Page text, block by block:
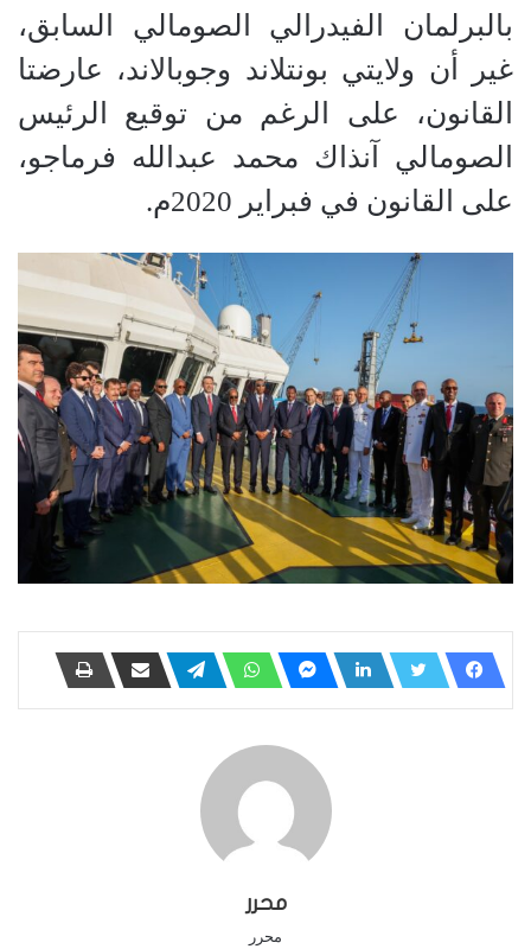
بالبرلمان الفيدرالي الصومالي السابق،
غير أن ولايتي بونتلاند وجوبالاند، عارضتا
القانون، على الرغم من توقيع الرئيس
الصومالي آنذاك محمد عبدالله فرماجو،
على القانون في فبراير 2020م.
محرر
محرر